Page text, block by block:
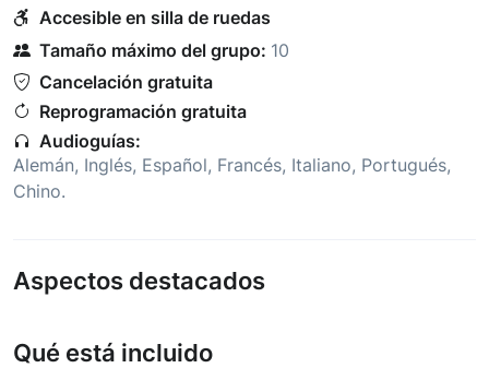
Accesible en silla de ruedas
Tamaño máximo del grupo: 10
Cancelación gratuita
Reprogramación gratuita
Audioguías:
Alemán, Inglés, Español, Francés, Italiano, Portugués,
Chino.
Aspectos destacados
Qué está incluido